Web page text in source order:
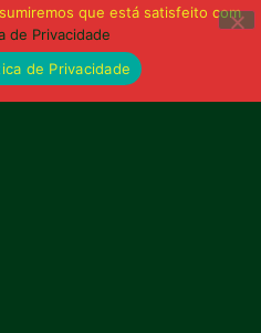
que está satisfeito com
de Privacidade
de Privacidade